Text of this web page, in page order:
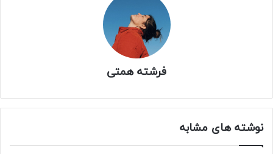
فرشته همتی
نوشته های مشابه